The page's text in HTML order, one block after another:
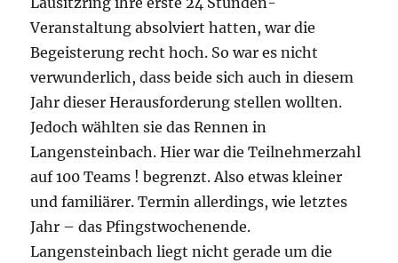
Veranstaltung absolviert hatten, war die
Begeisterung recht hoch. So war es nicht
verwunderlich, dass beide sich auch in diesem
Jahr dieser Herausforderung stellen wollten.
Jedoch wählten sie das Rennen in
Langensteinbach. Hier war die Teilnehmerzahl
auf 100 Teams ! begrenzt. Also etwas kleiner
und familiärer. Termin allerdings, wie letztes
Jahr – das Pfingstwochenende.
Langensteinbach liegt nicht gerade um die